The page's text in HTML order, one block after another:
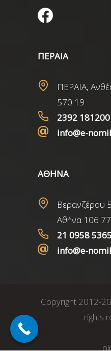
ΠΕΡΑΙΑ
ΠΕΡΑΙΑ,
570 19
2392 181200
info@e-
ΑΘΗΝΑ
Βερανζέρου
Αθήνα 106 77
21 0958 5365
info@e-
Copyright 2012-
rights